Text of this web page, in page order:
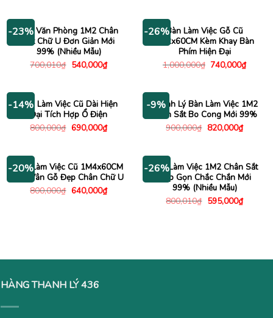
1,980,000₫.
-23%
Bàn Văn Phòng 1M2 Chân
Sắt Chữ U Đơn Giản Mới
99% (Nhiều Mẫu)
700,010₫ Giá
540,000₫Giá
hiện
540,000₫.
-26%Bàn Làm Việc Gỗ Cũ
1M2x60CM Kèm Khay Bàn
Phím Hiện Đại
1,000,000₫ Giá
740,000₫Giá
hiện
-14%Bàn Làm Việc Cũ Dài Hiện
Đại Tích Hợp Ổ Điện
800,000₫ Giá
690,000₫Giá
hiện
690,000₫.
-9%
Thanh Lý Bàn Làm Việc 1M2
Chân Sắt Bo Cong Mới 99%
900,000₫ Giá
820,000₫Giá
hiện
-20%
Bàn Làm Việc Cũ 1M4x60CM
Mặt Vân Gỗ Đẹp Chân Chữ U
800,000₫ Giá
640,000₫Giá
hiện
-26%
Bàn Làm Việc 1M2 Chân Sắt
Gấp Gọn Chắc Chắn Mới
99% (Nhiều Mẫu)
800,010₫ Giá
595,000₫Giá
hiện
HÀNG THANH LÝ 436